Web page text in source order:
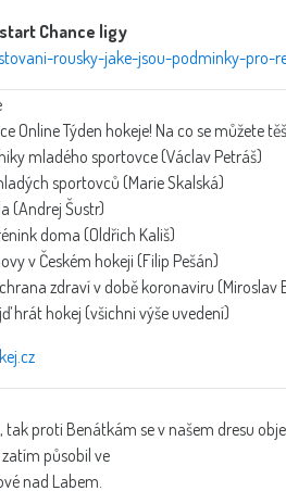
Chance ligy
rousky-jake-jsou-podminky-pro-
Online Týden hokeje! Na co se můžete
mladého sportovce (Václav Petráš)
sportovců (Marie Skalská)
(Andrej Šustr)
doma (Oldřich Kališ)
v Českém hokeji (Filip Pešán)
zdraví v době koronaviru (Miroslav
hrát hokej (všichni výše uvedení)
tak proti Benátkám se v našem dresu
působil ve
nad Labem.